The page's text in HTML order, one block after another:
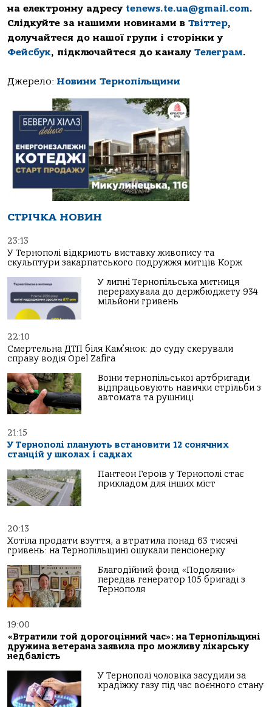
на електронну адресу tenews.te.ua@gmail.com.
Слідкуйте за нашими новинами в Твіттер,
долучайтеся до нашої групи і сторінки у
Фейсбук, підключайтеся до каналу Телеграм.
Джерело: Новини Тернопільщини
СТРІЧКА НОВИН
23:13
У Тернополі відкриють виставку живопису та
скульптури закарпатського подружжя митців Корж
У липні Тернопільська митниця
перерахувала до держбюджету 934
мільйони гривень
22:10
Смертельна ДТП біля Кам’янок: до суду скерували
справу водія Opel Zafira
Воїни тернопільської артбригади
відпрацьовують навички стрільби з
автомата та рушниці
21:15
У Тернополі планують встановити 12 сонячних
станцій у школах і садках
Пантеон Героїв у Тернополі стає
прикладом для інших міст
20:13
Хотіла продати взуття, а втратила понад 63 тисячі
гривень: на Тернопільщині ошукали пенсіонерку
Благодійний фонд «Подоляни»
передав генератор 105 бригаді з
Тернополя
19:00
«Втратили той дорогоцінний час»: на Тернопільщині
дружина ветерана заявила про можливу лікарську
недбалість
У Тернополі чоловіка засудили за
крадіжку газу під час воєнного стану